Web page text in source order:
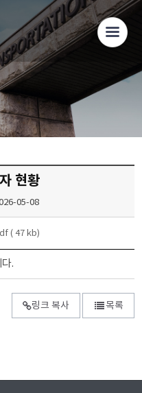
현황
05-08
( 47 kb)
.
링크 복사 목록